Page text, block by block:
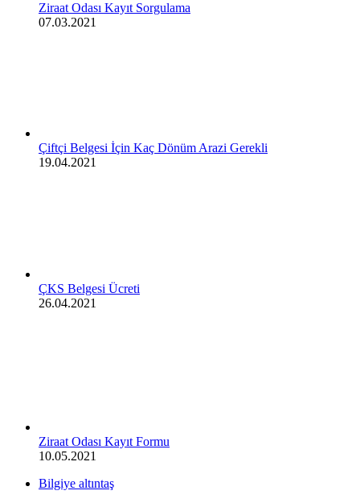
Ziraat Odası Kayıt Sorgulama
07.03.2021
Çiftçi Belgesi İçin Kaç Dönüm Arazi Gerekli
19.04.2021
ÇKS Belgesi Ücreti
26.04.2021
Ziraat Odası Kayıt Formu
10.05.2021
Bilgiye altıntaş